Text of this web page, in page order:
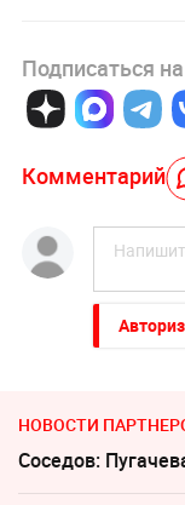
Подписаться
Комментарий
НОВОСТИ
Соседов: